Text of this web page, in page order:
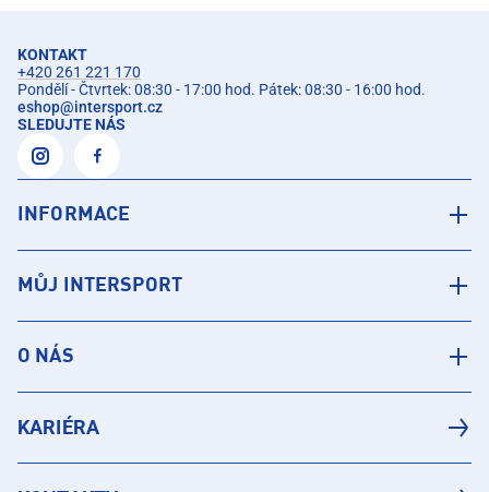
KONTAKT
+420 261 221 170
Pondělí - Čtvrtek: 08:30 - 17:00 hod. Pátek: 08:30 - 16:00 hod.
eshop@intersport.cz
SLEDUJTE NÁS
INFORMACE
MŮJ INTERSPORT
O NÁS
KARIÉRA